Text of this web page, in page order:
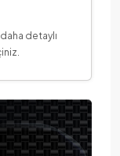
detaylı